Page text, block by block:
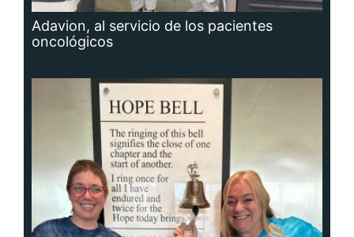
Adavion, al servicio de los pacientes
oncológicos